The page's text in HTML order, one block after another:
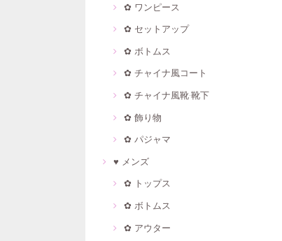
✿ ワンピース
✿ セットアップ
✿ ボトムス
✿ チャイナ風コート
✿ チャイナ風靴·靴下
✿ 飾り物
✿ パジャマ
♥ メンズ
✿ トップス
✿ ボトムス
✿ アウター